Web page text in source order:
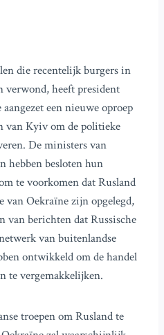
die recentelijk burgers in
verwond, heeft president
aangezet een nieuwe oproep
van Kyiv om de politieke
De ministers van
hebben besloten hun
te voorkomen dat Rusland
van Oekraïne zijn opgelegd,
berichten dat Russische
van buitenlandse
ontwikkeld om de handel
te vergemakkelijken.
troepen om Rusland te